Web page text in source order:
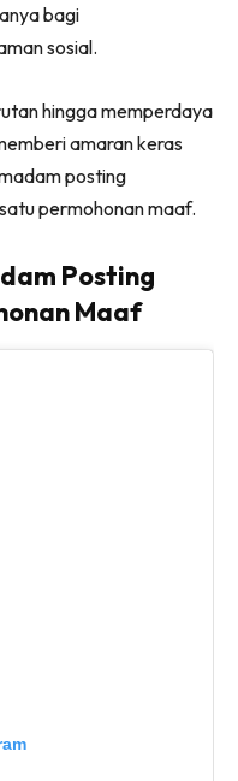
bagi
sosial.
hingga memperdaya
amaran keras
posting
permohonan maaf.
Posting
Maaf